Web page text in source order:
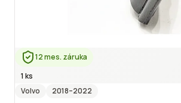
12 mes. záruka
1 ks
Volvo
2018–2022